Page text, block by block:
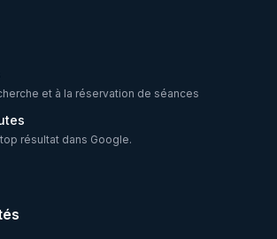
et à la réservation de séances
résultat dans Google.